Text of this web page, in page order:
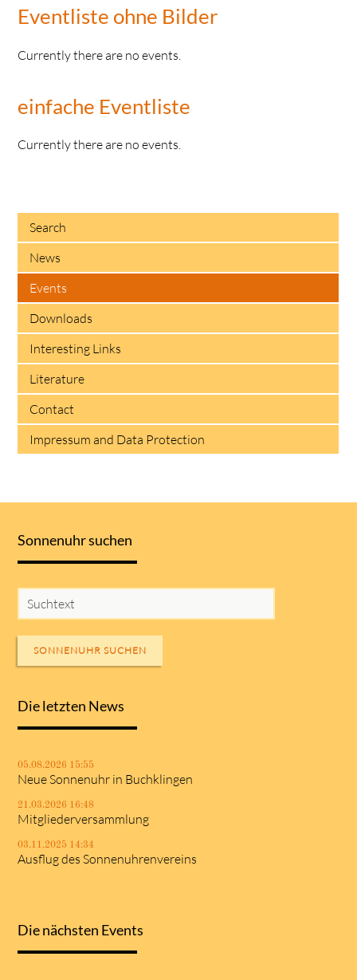
Eventliste ohne Bilder
Currently there are no events.
einfache Eventliste
Currently there are no events.
Search
News
Events
Downloads
Interesting Links
Literature
Contact
Impressum and Data Protection
Sonnenuhr suchen
SONNENUHR SUCHEN
Die letzten News
05.08.2026 15:55
Neue Sonnenuhr in Buchklingen
21.03.2026 16:48
Mitgliederversammlung
03.11.2025 14:34
Ausflug des Sonnenuhrenvereins
Die nächsten Events